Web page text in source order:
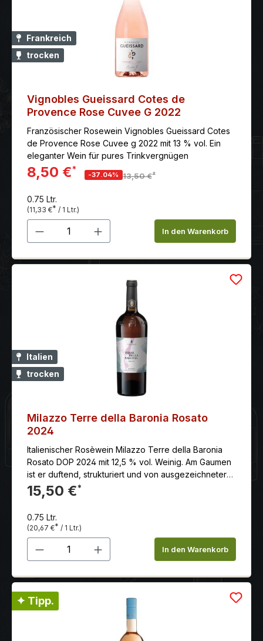
Frankreich
trocken
Vignobles Gueissard Cotes de
Provence Rose Cuvee G 2022
Französischer Rosewein Vignobles Gueissard Cotes
de Provence Rose Cuvee g 2022 mit 13 % vol. Ein
eleganter Wein für pures Trinkvergnügen
8,50 €*
-37.04% 13,50 €*
0.75 Ltr.
(11,33 €* / 1 Ltr.)
Produkt Anzahl: Gib denIn den Warenkorb
Italien
trocken
Milazzo Terre della Baronia Rosato
2024
Italienischer Rosèwein Milazzo Terre della Baronia
Rosato DOP 2024 mit 12,5 % vol. Weinig. Am Gaumen
ist er duftend, strukturiert und von ausgezeichneter
Ausgewogenheit, um die Geschmacksbeständigkeit
zu gewährleisten. Eine babyrosa Farbe. In der Nase
von Brombeeren und Himbeeren, die durch einen
Hauch von Litschi gemildert werden.
15,50 €*
0.75 Ltr.
(20,67 €* / 1 Ltr.)
Produkt Anzahl: Gib denIn den Warenkorb
✦ Tipp.